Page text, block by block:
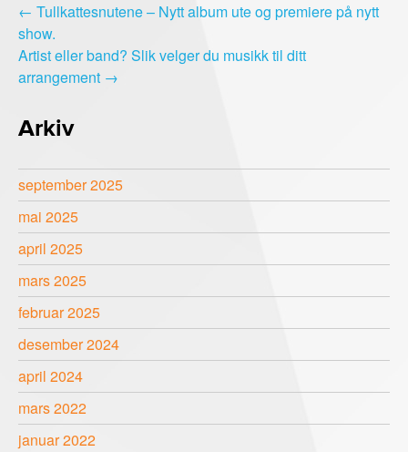
← Tullkattesnutene – Nytt album ute og premiere på nytt
show.
Artist eller band? Slik velger du musikk til ditt
arrangement →
Arkiv
september 2025
mai 2025
april 2025
mars 2025
februar 2025
desember 2024
april 2024
mars 2022
januar 2022